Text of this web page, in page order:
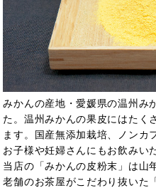
みかんの産地・愛媛県の温州み
た。温州みかんの果皮にはたく
ます。国産無添加栽培、ノンカ
お子様や妊婦さんにもお飲みい
当店の「みかんの皮粉末」は山
老舗のお茶屋がこだわり抜いた